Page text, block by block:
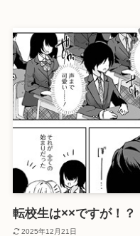
転校生は××ですが！？
2025年12月21日